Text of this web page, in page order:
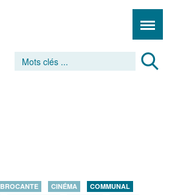
BROCANTE CINÉMA
COMMUNAL